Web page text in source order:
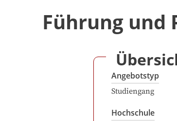
Führung und
Angebotstyp
Studiengang
Hochschule